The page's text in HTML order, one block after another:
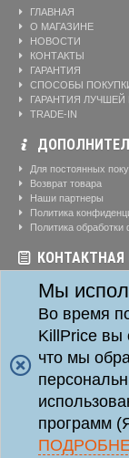
Мы
Во время
KillPrice вы
что мы
программ
ГЛАВНАЯ
О МАГАЗИНЕ
НОВОСТИ
КОНТАКТЫ
ГАРАНТИЯ
СПОСОБЫ
ГАРАНТИЯ ЛУЧШЕЙ
TRADE-IN
Для постоянных
Возврат товара
Наши партнеры
Политика
Политика
КОНТАКТНАЯ
Режим работы
Телефоны:
8-904-895-02-20
Адрес: г. Красноярск,
Killprice24 © 2014 - 2026
Killprice24 Магазин
Данный информационный
товаров уточняйте по
технические